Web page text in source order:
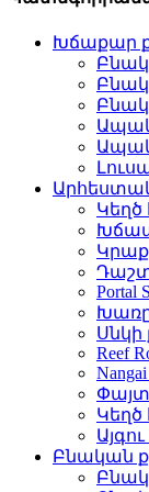
Խճաքար
Կեղծ
Portal
Սնկի
Reef
Կեղծ
Բնական